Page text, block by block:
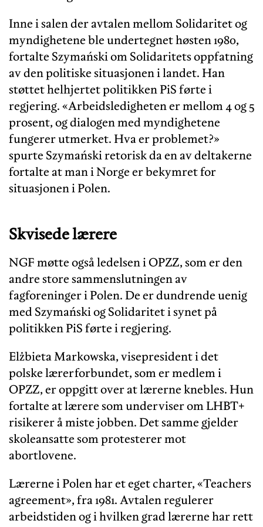
Inne i salen der avtalen mellom Solidaritet og
myndighetene ble undertegnet høsten 1980,
fortalte Szymański om Solidaritets oppfatning
av den politiske situasjonen i landet. Han
støttet helhjertet politikken PiS førte i
regjering. «Arbeidsledigheten er mellom 4 og 5
prosent, og dialogen med myndighetene
fungerer utmerket. Hva er problemet?»
spurte Szymański retorisk da en av deltakerne
fortalte at man i Norge er bekymret for
situasjonen i Polen.
Skvisede lærere
NGF møtte også ledelsen i OPZZ, som er den
andre store sammenslutningen av
fagforeninger i Polen. De er dundrende uenig
med Szymański og Solidaritet i synet på
politikken PiS førte i regjering.
Elżbieta Markowska, visepresident i det
polske lærerforbundet, som er medlem i
OPZZ, er oppgitt over at lærerne knebles. Hun
fortalte at lærere som underviser om LHBT+
risikerer å miste jobben. Det samme gjelder
skoleansatte som protesterer mot
abortlovene.
Lærerne i Polen har et eget charter, «Teachers
agreement», fra 1981. Avtalen regulerer
arbeidstiden og i hvilken grad lærerne har rett